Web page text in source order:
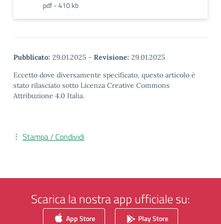
pdf - 410 kb
Pubblicato: 29.01.2025 - Revisione: 29.01.2025
Eccetto dove diversamente specificato, questo articolo è
stato rilasciato sotto Licenza Creative Commons
Attribuzione 4.0 Italia.
Stampa / Condividi
Scarica la nostra app ufficiale su:
App Store Play Store